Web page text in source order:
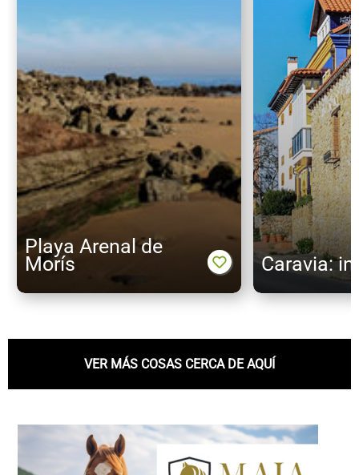
Playa Arenal de
Morís Caravia:
VER MÁS COSAS CERCA DE AQUÍ